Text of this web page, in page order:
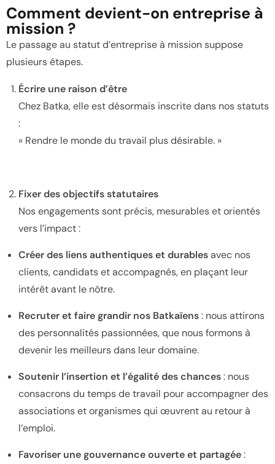
Comment devient-on entreprise à
mission ?
Le passage au statut d’entreprise à mission suppose
plusieurs étapes.
Écrire une raison d’être
Chez Batka, elle est désormais inscrite dans nos statuts
:
« Rendre le monde du travail plus désirable. »
Fixer des objectifs statutaires
Nos engagements sont précis, mesurables et orientés
vers l’impact :
Créer des liens authentiques et durablesavec nos
clients, candidats et accompagnés, en plaçant leur
intérêt avant le nôtre.
Recruter et faire grandir nos Batkaïens: nous attirons
des personnalités passionnées, que nous formons à
devenir les meilleurs dans leur domaine.
Soutenir l’insertion et l’égalité des chances: nous
consacrons du temps de travail pour accompagner des
associations et organismes qui œuvrent au retour à
l’emploi.
Favoriser une gouvernance ouverte et partagée: